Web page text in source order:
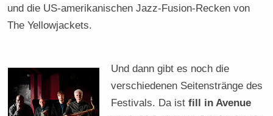
und die US-amerikanischen Jazz-Fusion-Recken von
The Yellowjackets.
Und dann gibt es noch die
verschiedenen Seitenstränge des
Festivals. Da istfill in Avenue